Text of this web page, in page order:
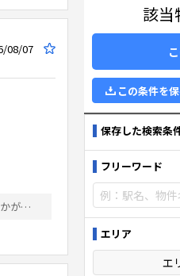
該当
この条件を
保存した検索条
フリーワード
エリア
エ
08/07
★リビングよりも広いルーフバルコニー 朝の陽光がタップリ入るバルコニーで朝食などいかがですか？ 33㎡の広いバルコニーは幼少期の子供やペットが走り回るのにふさわしい広さ。 東から南東にかけてのルーフバルコニーは、そこに住む者の心を豊かにし、信用度を高めます。 遠方との関係性が強い仕事や、遠くに家族がいる方達におすすめです。 ★マンション棟内で「この物件」のみ凸（突き出た）設計のリビング南側 棟全体の中で、その部屋の一部だけが凸（突き出た）設計は、そこに住む者が、やがて社会的に「抜きんでた存在」になっていく可能性を表すものです。 リビング南側の窓付近が突き出ているので、社会的な「先見能力を発揮」して時代をリードしたい人、或いは仕事上で才能を発揮し、世間から認められたい人におすすめです。 ★大理石の廊下と室内のシャンデリア この部屋はオプションで室内の廊下を大理石に変更しています。世界の富豪たちは大理石を愛でます。 イタリア産の茶系大理石は、芸術的センスを、日ごと歩くことで身に着けさせていきます。 どの部屋にもオプションで取り付けたシャンデリアが含まれています。 シャンデリアは、そこに住む者に、ある種の名誉と気品と優雅さとを与えてくれるものです。 ★リビングの扉にはオプションのステンドグラスが用いられています。 ステンドグラスには、或る種の「癒し作用」と「魂の浄化作用」とがあるものです。 リビングの扉に「薔薇の文様がある」ことで、いつまでも愛の豊かさを保つことが出来ます。 ★北東の部屋が、広いバルコニーのある東側に凸（突き出た）設計となっています。 これは「何かを収蔵していく」人物とか職業に対し、幸運を与える間取です。 また「部下・後輩を育てていく」役割の人達にもプラスに作用するはずです。